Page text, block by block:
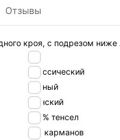
Отзывы
кроя, с подрезом ниже
50
Классический
черный
Женский
100% тенсел
Без карманов